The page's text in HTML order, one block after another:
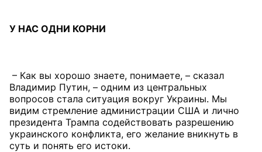
У НАС ОДНИ КОРНИ
– Как вы хорошо знаете, понимаете, – сказал
Владимир Путин, – одним из центральных
вопросов стала ситуация вокруг Украины. Мы
видим стремление администрации США и лично
президента Трампа содействовать разрешению
украинского конфликта, его желание вникнуть в
суть и понять его истоки.